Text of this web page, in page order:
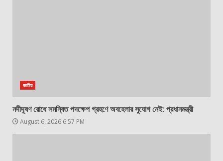
জাতীয়
নদীদূষণ রোধে সমন্বিত পদক্ষেপ গ্রহণে অবহেলার সুযোগ নেই: প্রধানমন্ত্রী
August 6, 2026 6:57 PM